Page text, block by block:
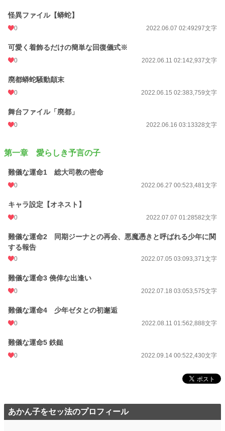
累計ポイント
怪異ファイル【蟒蛇】
0 2022.06.07 02:49297文字
可愛く着飾るだけの簡単な回復儀式※
0 2022.06.11 02:142,937文字
廃都蟒蛇騒動顛末
0 2022.06.15 02:383,759文字
舞台ファイル「廃都」
0 2022.06.16 03:13328文字
第一章 愛らしき予言の子
難儀な運命1 総大司教の密命
0 2022.06.27 00:523,481文字
キャラ設定【オネスト】
0 2022.07.07 01:28582文字
難儀な運命2 同期ジーナとの再会、悪魔憑きと呼ばれる少年に関
する報告
0 2022.07.05 03:093,371文字
難儀な運命3 僥倖な出逢い
0 2022.07.18 03:053,575文字
難儀な運命4 少年ゼタとの初邂逅
0 2022.08.11 01:562,888文字
難儀な運命5 鉄鎚
0 2022.09.14 00:522,430文字
あかん子をセッ法のプロフィール